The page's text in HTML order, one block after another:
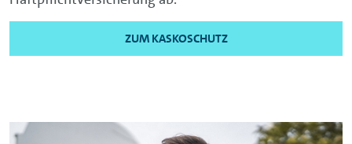
ZUM KASKOSCHUTZ